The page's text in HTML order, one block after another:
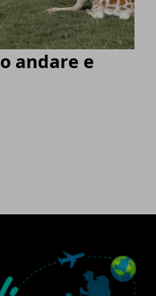
andare e